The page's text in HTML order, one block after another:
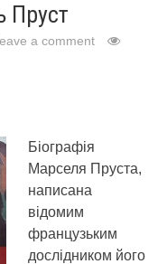
Пруст
a comment
Біографія
Марселя Пруста,
написана
відомим
французьким
дослідником його